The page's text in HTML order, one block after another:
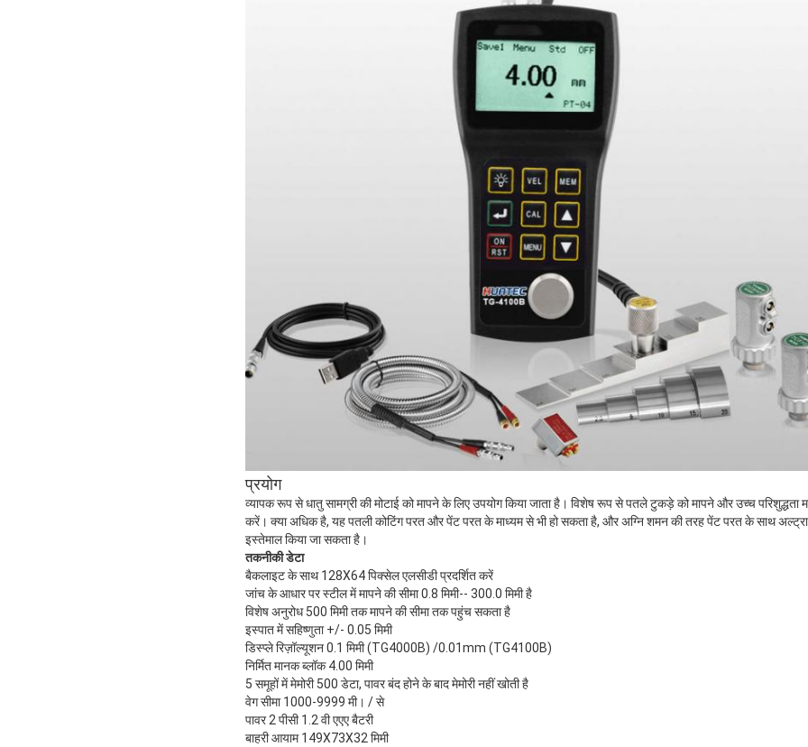
प्रयोग
व्यापक रूप से धातु सामग्री की मोटाई को मापने के लिए उपयोग किया जाता है। विशेष रूप से पतले टुकड़े को मापने और उच्च परिशुद्धता
करें। क्या अधिक है, यह पतली कोटिंग परत और पेंट परत के माध्यम से भी हो सकता है, और अग्नि शमन की तरह पेंट परत के साथ अल्ट्रा
इस्तेमाल किया जा सकता है।
तकनीकी डेटा
बैकलाइट के साथ 128X64 पिक्सेल एलसीडी प्रदर्शित करें
जांच के आधार पर स्टील में मापने की सीमा 0.8 मिमी-- 300.0 मिमी है
विशेष अनुरोध 500 मिमी तक मापने की सीमा तक पहुंच सकता है
इस्पात में सहिष्णुता +/- 0.05 मिमी
डिस्प्ले रिज़ॉल्यूशन 0.1 मिमी (TG4000B) /0.01mm (TG4100B)
निर्मित मानक ब्लॉक 4.00 मिमी
5 समूहों में मेमोरी 500 डेटा, पावर बंद होने के बाद मेमोरी नहीं खोती है
वेग सीमा 1000-9999 मी। / से
पावर 2 पीसी 1.2 वी एएए बैटरी
बाहरी आयाम 149X73X32 मिमी